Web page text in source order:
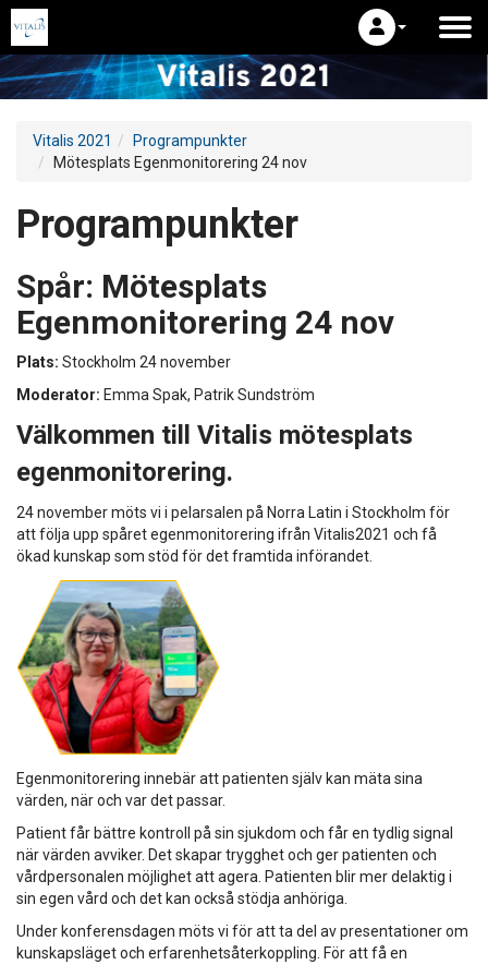
Vitalis 2021
Programpunkter
Mötesplats Egenmonitorering 24 nov
Programpunkter
Spår: Mötesplats
Egenmonitorering 24 nov
Plats: Stockholm 24 november
Moderator: Emma Spak, Patrik Sundström
Välkommen till Vitalis mötesplats
egenmonitorering.
24 november möts vi i pelarsalen på Norra Latin i Stockholm för
att följa upp spåret egenmonitorering ifrån Vitalis2021 och få
ökad kunskap som stöd för det framtida införandet.
Egenmonitorering innebär att patienten själv kan mäta sina
värden, när och var det passar.
Patient får bättre kontroll på sin sjukdom och får en tydlig signal
när värden avviker. Det skapar trygghet och ger patienten och
vårdpersonalen möjlighet att agera. Patienten blir mer delaktig i
sin egen vård och det kan också stödja anhöriga.
Under konferensdagen möts vi för att ta del av presentationer om
kunskapsläget och erfarenhetsåterkoppling. För att få en